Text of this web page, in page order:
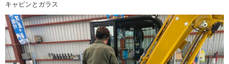
キャビンとガラス